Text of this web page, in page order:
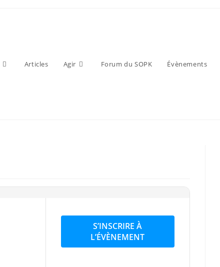
Articles Agir Forum du SOPK Évènements
S’INSCRIRE À
L’ÉVÈNEMENT